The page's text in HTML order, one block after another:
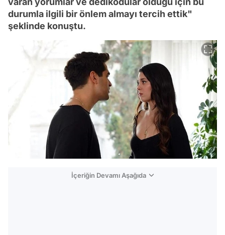
durumla ilgili bir önlem almayı tercih ettik"
şeklinde konuştu.
İçeriğin Devamı Aşağıda